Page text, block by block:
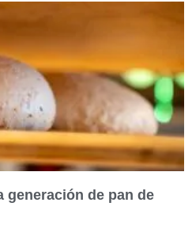
generación de pan de